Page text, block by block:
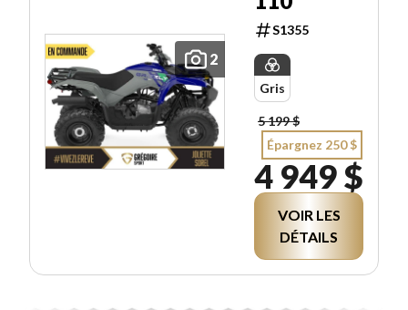
2
S1355
Gris
5 199 $
Épargnez 250 $
4 949 $
VOIR LES
DÉTAILS